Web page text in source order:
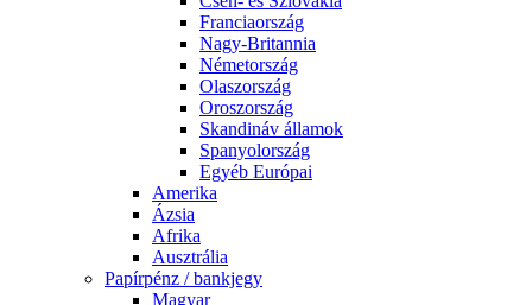
Franciaország
Nagy-Britannia
Németország
Olaszország
Oroszország
Skandináv államok
Spanyolország
Egyéb Európai
Amerika
Ázsia
Afrika
Ausztrália
Papírpénz / bankjegy
Magyar